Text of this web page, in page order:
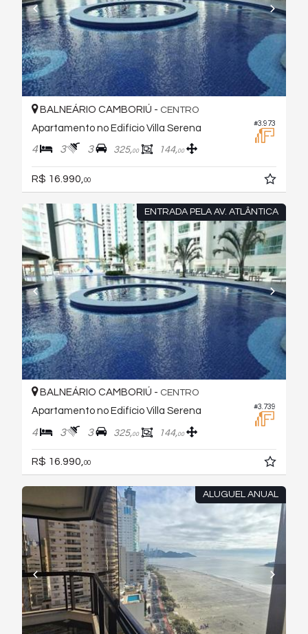
#3.973
BALNEÁRIO CAMBORIÚ - CENTRO
Apartamento no Edifício Villa Serena
4 3 3 325,00 144,00
R$ 16.990, 00
ENTRADA PELA AV. ATLÂNTICA
#3.739
BALNEÁRIO CAMBORIÚ - CENTRO
Apartamento no Edifício Villa Serena
4 3 3 325,00 144,00
R$ 16.990,00
ALUGUEL ANUAL